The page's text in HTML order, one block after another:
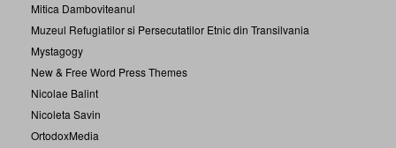
Mitica Damboviteanul
Muzeul Refugiatilor si Persecutatilor Etnic din Transilvania
Mystagogy
New & Free Word Press Themes
Nicolae Balint
Nicoleta Savin
OrtodoxMedia